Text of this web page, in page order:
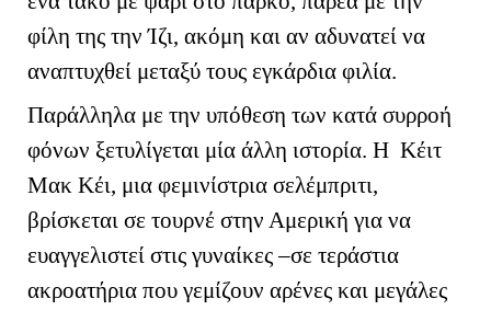
φίλη της την Ίζι, ακόμη και αν αδυνατεί να
αναπτυχθεί μεταξύ τους εγκάρδια φιλία.
Παράλληλα με την υπόθεση των κατά συρροή
φόνων ξετυλίγεται μία άλλη ιστορία. Η Κέιτ
Μακ Κέι, μια φεμινίστρια σελέμπριτι,
βρίσκεται σε τουρνέ στην Αμερική για να
ευαγγελιστεί στις γυναίκες –σε τεράστια
ακροατήρια που γεμίζουν αρένες και μεγάλες